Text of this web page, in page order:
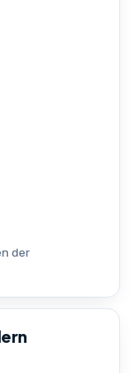
der